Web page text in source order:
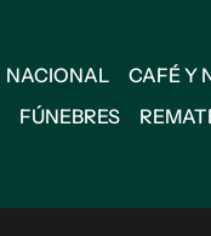
NACIONAL CAFÉ Y
FÚNEBRES